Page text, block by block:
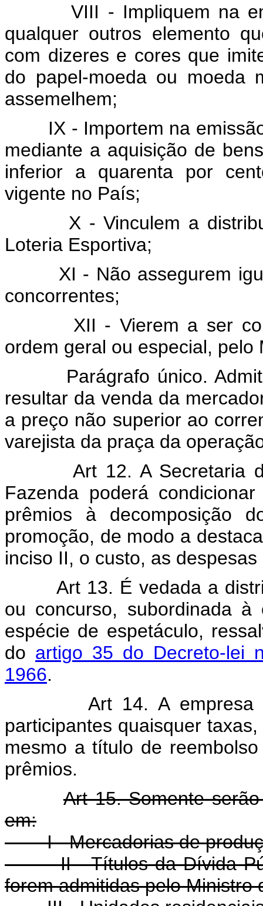
VIII - Impliquem na
qualquer outros elemento
com dizeres e cores que
do papel-moeda ou moeda
assemelhem;
IX - Importem na emissão
mediante a aquisição de
inferior a quarenta por
vigente no País;
X - Vinculem a
Loteria Esportiva;
XI - Não assegurem
concorrentes;
XII - Vierem a ser
ordem geral ou especial, pelo
Parágrafo único.
resultar da venda da
a preço não superior ao
varejista da praça da
Art 12. A Secretaria da
Fazenda poderá
prêmios à decomposição
promoção, de modo a
inciso II, o custo, as
Art 13. É vedada a
ou concurso, subordinada
espécie de espetáculo,
do artigo 35 do Decreto-lei
1966.
Art 14. A empresa
participantes quaisquer
mesmo a título de
prêmios.
Art 15. Somente
em:
I - Mercadorias de
II - Títulos da Dívida
forem admitidas pelo Ministro